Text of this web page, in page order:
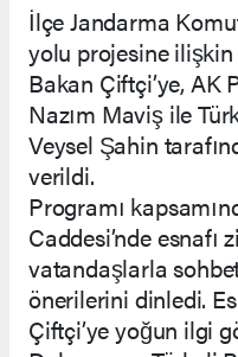
İlçe Jandarma
yolu projesine
Bakan Çiftçi’ye, AK
Nazım Maviş ile
Veysel Şahin
verildi.
Programı
Caddesi’nde
vatandaşlarla
önerilerini dinledi.
Çiftçi’ye yoğun ilgi